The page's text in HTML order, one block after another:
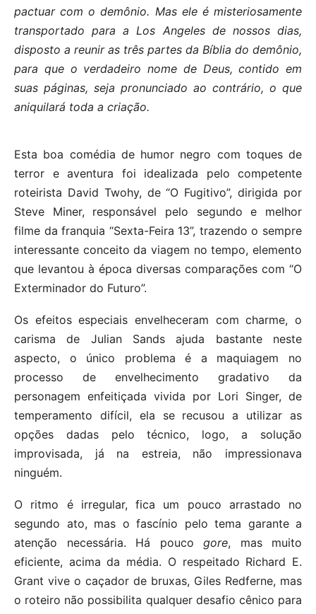
pactuar com o demônio. Mas ele é misteriosamente
transportado para a Los Angeles de nossos dias,
disposto a reunir as três partes da Bíblia do demônio,
para que o verdadeiro nome de Deus, contido em
suas páginas, seja pronunciado ao contrário, o que
aniquilará toda a criação.
Esta boa comédia de humor negro com toques de
terror e aventura foi idealizada pelo competente
roteirista David Twohy, de “O Fugitivo”, dirigida por
Steve Miner, responsável pelo segundo e melhor
filme da franquia “Sexta-Feira 13”, trazendo o sempre
interessante conceito da viagem no tempo, elemento
que levantou à época diversas comparações com “O
Exterminador do Futuro”.
Os efeitos especiais envelheceram com charme, o
carisma de Julian Sands ajuda bastante neste
aspecto, o único problema é a maquiagem no
processo de envelhecimento gradativo da
personagem enfeitiçada vivida por Lori Singer, de
temperamento difícil, ela se recusou a utilizar as
opções dadas pelo técnico, logo, a solução
improvisada, já na estreia, não impressionava
ninguém.
O ritmo é irregular, fica um pouco arrastado no
segundo ato, mas o fascínio pelo tema garante a
atenção necessária. Há pouco gore, mas muito
eficiente, acima da média. O respeitado Richard E.
Grant vive o caçador de bruxas, Giles Redferne, mas
o roteiro não possibilita qualquer desafio cênico para